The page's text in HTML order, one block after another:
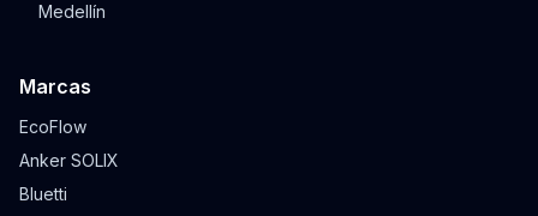
Medellín
Marcas
EcoFlow
Anker SOLIX
Bluetti